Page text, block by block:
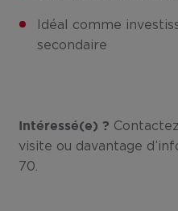
Idéal comme
secondaire
Intéressé(e) ?
visite ou davantage
70.